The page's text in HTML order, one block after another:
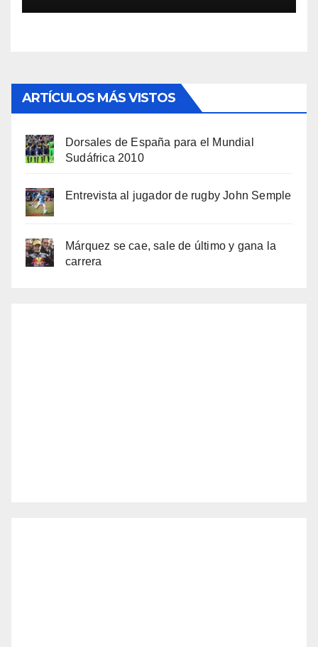
ARTÍCULOS MÁS VISTOS
Dorsales de España para el Mundial
Sudáfrica 2010
Entrevista al jugador de rugby John Semple
Márquez se cae, sale de último y gana la
carrera